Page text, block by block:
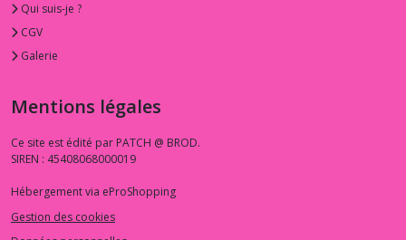
Qui suis-je ?
CGV
Galerie
Mentions légales
Ce site est édité par PATCH @ BROD.
SIREN : 45408068000019
Hébergement via eProShopping
Gestion des cookies